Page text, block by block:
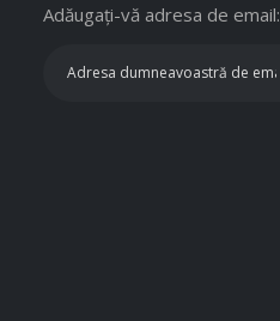
Adăugați-vă adresa de email: